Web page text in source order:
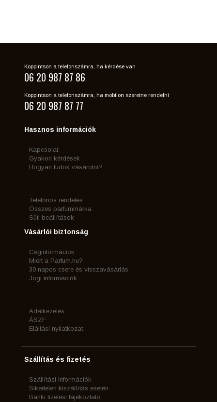
Koppintson a telefonszámra, ha kérdése van
06 20 987 87 86
Koppintson a telefonszámra, ha mobilon szeretne rendelni
06 20 987 87 77
Hasznos információk
Kapcsolat
Gyakori kérdések
Hogyan tudok vásárolni?
Telefonos rendelés
Összes parfummárka
Süti beállítások
Vásárlói biztonság
Céginformációk
Miért a Parfum.hu?
30 napos csere és visszavásárlás
Jogi információk
Adatkezelés
ÁSZF
Elállási nyilatkozat
Szállítás és fizetés
Szállítási információk
Sikertelen kiszállítás esetén
Banki fizetési tájékoztató